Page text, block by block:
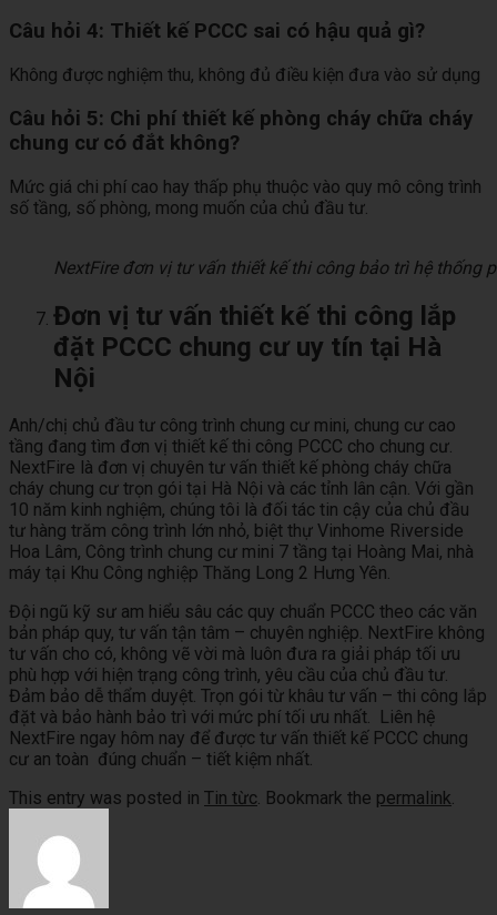
Câu hỏi 4: Thiết kế PCCC sai có hậu quả gì?
Không được nghiệm thu, không đủ điều kiện đưa vào sử dụng
Câu hỏi 5: Chi phí thiết kế phòng cháy chữa cháy
chung cư có đắt không?
Mức giá chi phí cao hay thấp phụ thuộc vào quy mô công trình
số tầng, số phòng, mong muốn của chủ đầu tư.
NextFire đơn vị tư vấn thiết kế thi công bảo trì hệ thống
Đơn vị tư vấn thiết kế thi công lắp
đặt PCCC chung cư uy tín tại Hà
Nội
Anh/chị chủ đầu tư công trình chung cư mini, chung cư cao
tầng đang tìm đơn vị thiết kế thi công PCCC cho chung cư.
NextFire là đơn vị chuyên tư vấn thiết kế phòng cháy chữa
cháy chung cư trọn gói tại Hà Nội và các tỉnh lân cận. Với gần
10 năm kinh nghiệm, chúng tôi là đối tác tin cậy của chủ đầu
tư hàng trăm công trình lớn nhỏ, biệt thự Vinhome Riverside
Hoa Lâm, Công trình chung cư mini 7 tầng tại Hoàng Mai, nhà
máy tại Khu Công nghiệp Thăng Long 2 Hưng Yên.
Đội ngũ kỹ sư am hiểu sâu các quy chuẩn PCCC theo các văn
bản pháp quy, tư vấn tận tâm – chuyên nghiệp. NextFire không
tư vấn cho có, không vẽ vời mà luôn đưa ra giải pháp tối ưu
phù hợp với hiện trạng công trình, yêu cầu của chủ đầu tư.
Đảm bảo dễ thẩm duyệt. Trọn gói từ khâu tư vấn – thi công lắp
đặt và bảo hành bảo trì với mức phí tối ưu nhất. Liên hệ
NextFire ngay hôm nay để được tư vấn thiết kế PCCC chung
cư an toàn đúng chuẩn – tiết kiệm nhất.
This entry was posted in Tin từc. Bookmark the permalink.